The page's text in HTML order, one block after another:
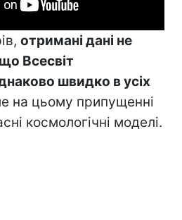
отримані дані не
Всесвіт
швидко в усіх
на цьому припущенні
космологічні моделі.